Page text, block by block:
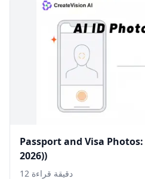
Passport and Visa Photos: دليل سير عمل عملي
(2026)
12 دقيقة قراءة